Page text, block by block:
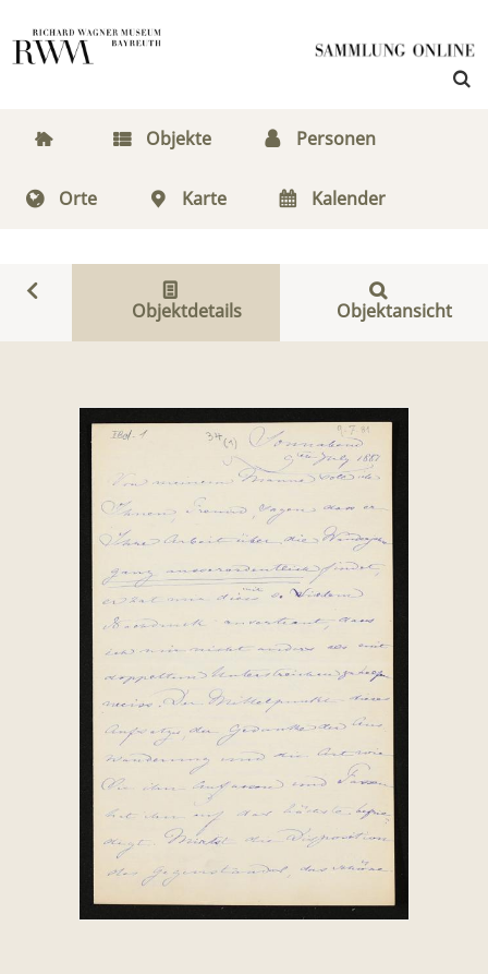
Objekte Personen
Orte Karte Kalender
Objektdetails Objektansicht